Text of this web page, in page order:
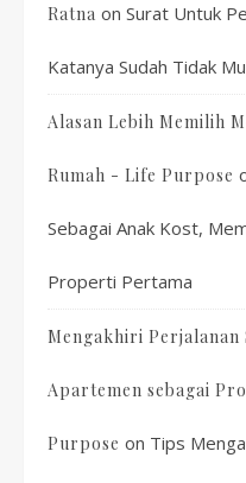
Ratna on Surat Untuk
Katanya Sudah Tidak
Alasan Lebih Memilih
Rumah - Life Purpose
Sebagai Anak Kost,
Properti Pertama
Mengakhiri Perjalanan
Apartemen sebagai
Purpose on Tips